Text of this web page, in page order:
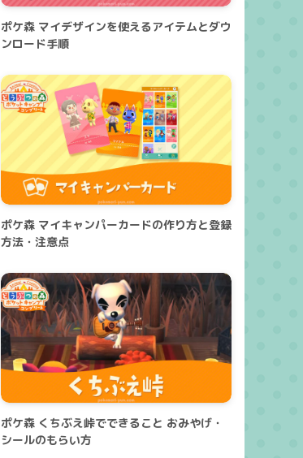
ポケ森 マイデザインを使えるアイテムとダウ
ンロード手順
ポケ森 マイキャンパーカードの作り方と登録
方法・注意点
ポケ森 くちぶえ峠でできること おみやげ・
シールのもらい方